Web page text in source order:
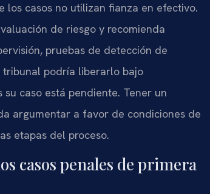
los casos no utilizan fianza en efectivo.
de riesgo y recomienda
pruebas de detección de
tribunal podría liberarlo bajo
caso está pendiente. Tener un
argumentar a favor de condiciones de
etapas del proceso.
casos penales de primera